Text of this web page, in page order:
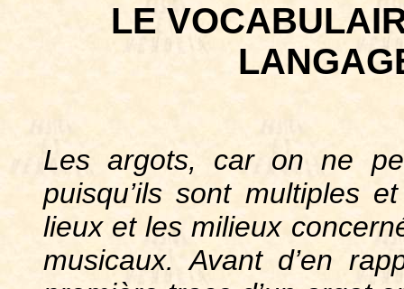
LE
Les argots, car on ne
puisqu’ils sont multiples
lieux et les milieux
musicaux. Avant d’en